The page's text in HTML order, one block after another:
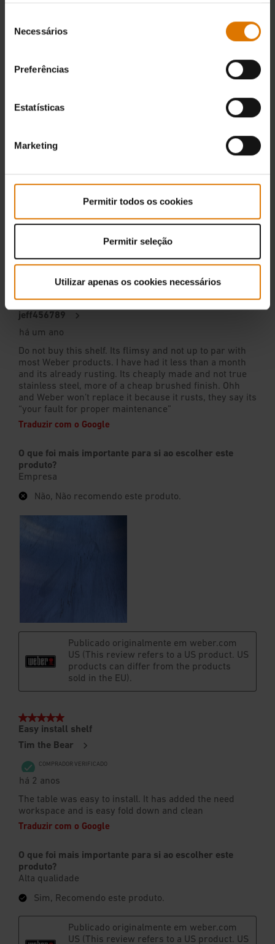
Necessários
Preferências
Estatísticas
Marketing
Permitir todos os cookies
Permitir seleção
Utilizar apenas os cookies necessários